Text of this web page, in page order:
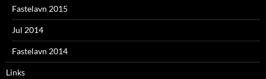
Fastelavn 2015
Jul 2014
Fastelavn 2014
Links